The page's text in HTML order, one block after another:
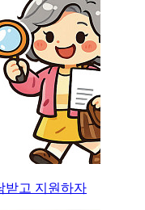
받고 지원하자